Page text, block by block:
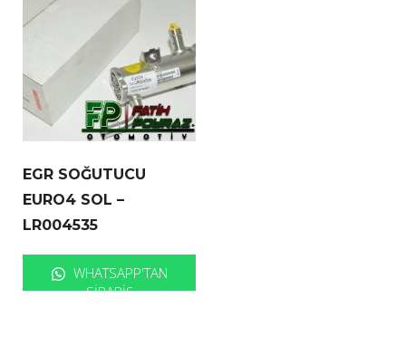
EGR SOĞUTUCU
EURO4 SOL –
LR004535
WHATSAPP'TAN
SIPARIŞ